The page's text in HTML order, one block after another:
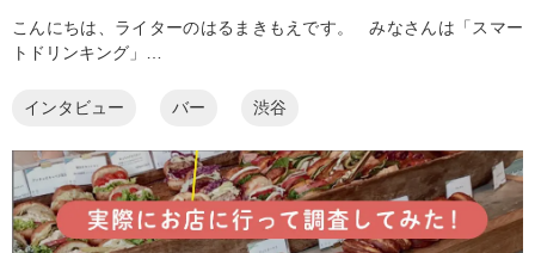
こんにちは、ライターのはるまきもえです。 みなさんは「スマー
トドリンキング」…
インタビュー バー 渋谷